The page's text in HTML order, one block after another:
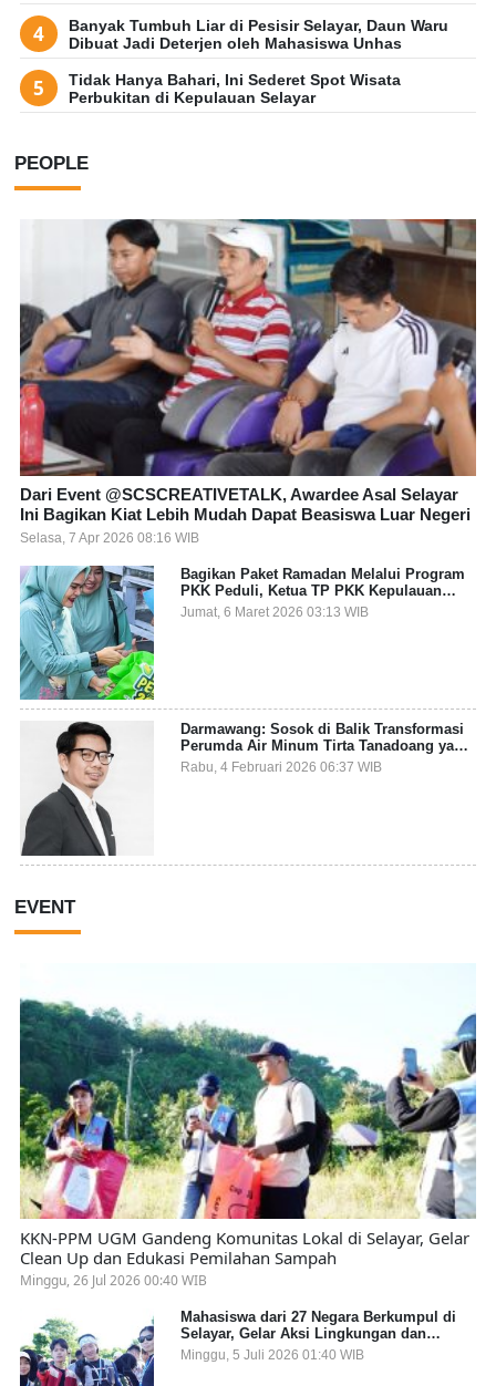
Banyak Tumbuh Liar di Pesisir Selayar, Daun Waru
Dibuat Jadi Deterjen oleh Mahasiswa Unhas
Tidak Hanya Bahari, Ini Sederet Spot Wisata
Perbukitan di Kepulauan Selayar
PEOPLE
Dari Event @SCSCREATIVETALK, Awardee Asal Selayar
Ini Bagikan Kiat Lebih Mudah Dapat Beasiswa Luar Negeri
Selasa, 7 Apr 2026 08:16 WIB
Bagikan Paket Ramadan Melalui Program
PKK Peduli, Ketua TP PKK Kepulauan
Selayar: Puasa Adalah Ajang Melatih
Kepekaan Sosial
Jumat, 6 Maret 2026 03:13 WIB
Darmawang: Sosok di Balik Transformasi
Perumda Air Minum Tirta Tanadoang yang
Makin Inovatif
Rabu, 4 Februari 2026 06:37 WIB
EVENT
KKN-PPM UGM Gandeng Komunitas Lokal di Selayar, Gelar
Clean Up dan Edukasi Pemilahan Sampah
Minggu, 26 Jul 2026 00:40 WIB
Mahasiswa dari 27 Negara Berkumpul di
Selayar, Gelar Aksi Lingkungan dan
Dalami Kearifan Lokal Bumi Tanadoang
Minggu, 5 Juli 2026 01:40 WIB